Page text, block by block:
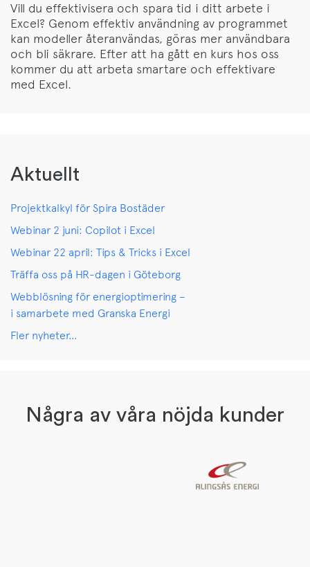
Vill du effektivisera och spara tid i ditt arbete i
Excel? Genom effektiv användning av programmet
kan modeller återanvändas, göras mer användbara
och bli säkrare. Efter att ha gått en kurs hos oss
kommer du att arbeta smartare och effektivare
med Excel.
Aktuellt
Projektkalkyl för Spira Bostäder
Webinar 2 juni: Copilot i Excel
Webinar 22 april: Tips & Tricks i Excel
Träffa oss på HR-dagen i Göteborg
Webblösning för energioptimering –
i samarbete med Granska Energi
Fler nyheter…
Några av våra nöjda kunder